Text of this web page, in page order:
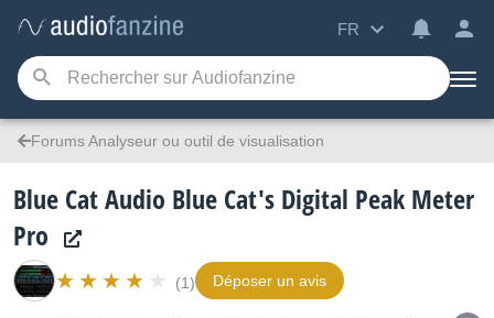
FR
Forums Analyseur ou outil de visualisation
Blue Cat Audio Blue Cat's Digital Peak Meter
Pro
(1) Déposer un avis